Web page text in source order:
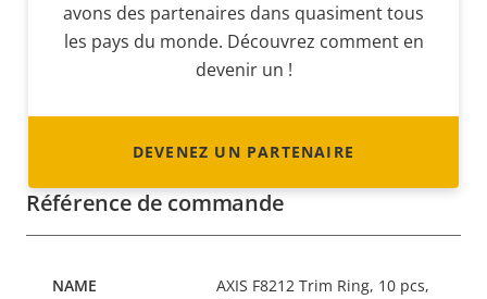
avons des partenaires dans quasiment tous
les pays du monde. Découvrez comment en
devenir un !
DEVENEZ UN PARTENAIRE
Référence de commande
AXIS F8212 Trim Ring, 10 pcs,